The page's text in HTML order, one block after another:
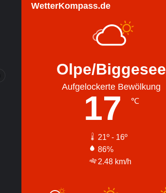
WetterKompass.de
Olpe/Biggesee
Aufgelockerte Bewölkung
17 ℃
21º - 16º
86%
2.48 km/h